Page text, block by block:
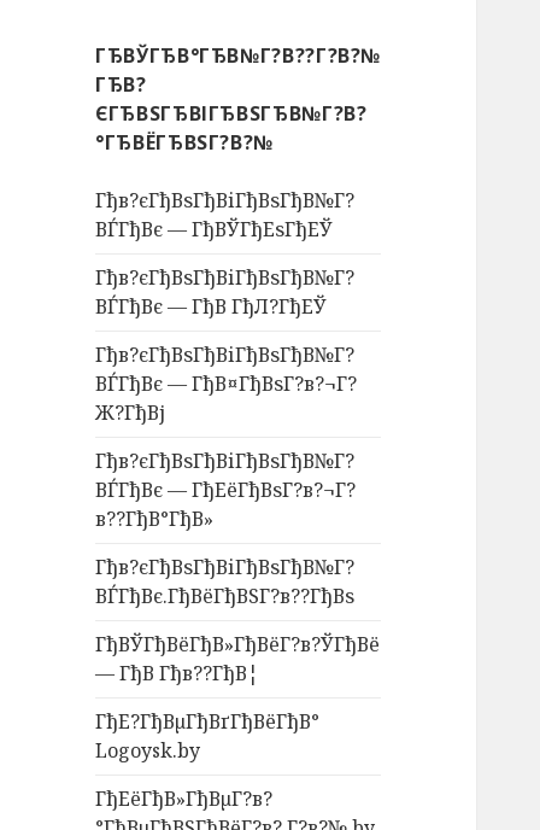
ГЂВЎГЂВ°ГЂВ№Г?В??Г?В?№
ГЂВ?
ЄГЂВЅГЂВІГЂВЅГЂВ№Г?В?
°ГЂВЁГЂВЅГ?В?№
Гђв?єГђВѕГђВіГђВѕГђВ№Г?
ВЃГђВє — ГђВЎГђЕѕГђЕЎ
Гђв?єГђВѕГђВіГђВѕГђВ№Г?
ВЃГђВє — ГђВ ГђЛ?ГђЕЎ
Гђв?єГђВѕГђВіГђВѕГђВ№Г?
ВЃГђВє — ГђВ¤ГђВѕГ?в?¬Г?
Ж?ГђВј
Гђв?єГђВѕГђВіГђВѕГђВ№Г?
ВЃГђВє — ГђЕёГђВѕГ?в?¬Г?
в??ГђВ°ГђВ»
Гђв?єГђВѕГђВіГђВѕГђВ№Г?
ВЃГђВє.ГђВёГђВЅГ?в??ГђВѕ
ГђВЎГђВёГђВ»ГђВёГ?в?ЎГђВё
— ГђВ Гђв??ГђВ¦
ГђЕ?ГђВµГђВґГђВёГђВ°
Logoysk.by
ГђЕёГђВ»ГђВµГ?в?